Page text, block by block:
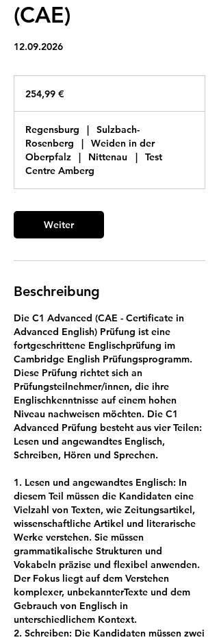
(CAE)
12.09.2026
254,99 €
Regensburg |
Sulzbach-
Rosenberg
|
Weiden in der
Oberpfalz
| Nittenau |
Test
Centre Amberg
Weiter
Beschreibung
Die C1 Advanced (CAE - Certificate in
Advanced English) Prüfung ist eine
fortgeschrittene Englischprüfung im
Cambridge English Prüfungsprogramm.
Diese Prüfung richtet sich an
Prüfungsteilnehmer/innen, die ihre
Englischkenntnisse auf einem hohen
Niveau nachweisen möchten. Die C1
Advanced Prüfung besteht aus vier Teilen:
Lesen und angewandtes Englisch,
Schreiben, Hören und Sprechen.
1. Lesen und angewandtes Englisch: In
diesem Teil müssen die Kandidaten eine
Vielzahl von Texten, wie Zeitungsartikel,
wissenschaftliche Artikel und literarische
Werke verstehen. Sie müssen
grammatikalische Strukturen und
Vokabeln präzise und flexibel anwenden.
Der Fokus liegt auf dem Verstehen
komplexer, unbekannterTexte und dem
Gebrauch von Englisch in
unterschiedlichem Kontext.
2. Schreiben: Die Kandidaten müssen zwei